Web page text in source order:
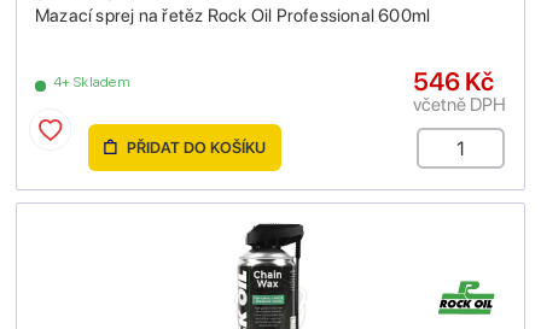
Mazací sprej na řetěz Rock Oil Professional 600ml
4+ Skladem 546 Kč
včetně DPH
PŘIDAT DO KOŠÍKU